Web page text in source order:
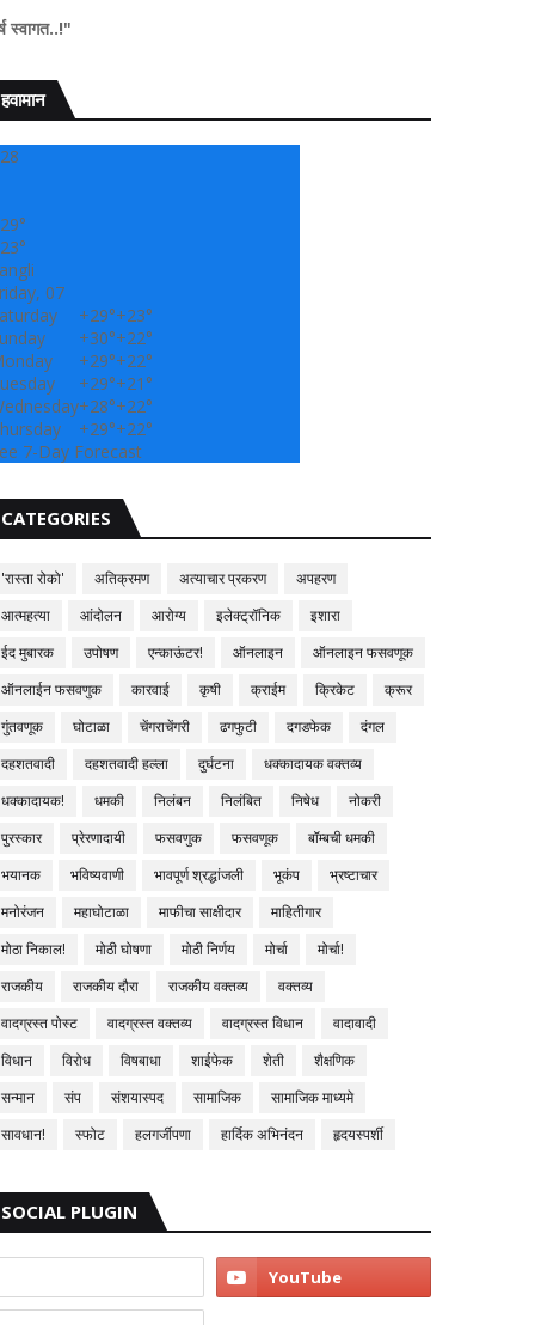
हवामान
28
29°
23°
07
+29°+23°
+30°+22°
+29°+22°
+29°+21°
+28°+22°
+29°+22°
7-Day Forecast
CATEGORIES
'रास्ता रोको' अतिक्रमण अत्याचार प्रकरण
अपहरण
आत्महत्या
आंदोलन आरोग्य इलेक्ट्रॉनिक
इशारा
ईद मुबारक
उपोषण एन्काऊंटर! ऑनलाइन
ऑनलाइन फसवणूक
ऑनलाईन फसवणुक
कारवाई कृषी क्राईम क्रिकेट
क्रूर
गुंतवणूक
घोटाळा चेंगराचेंगरी ढगफुटी दगडफेक
दंगल
दहशतवादी
दहशतवादी हल्ला दुर्घटना
धक्कादायक वक्तव्य
धक्कादायक!
धमकी निलंबन निलंबित निषेध
नोकरी
पुरस्कार
प्रेरणादायी फसवणुक फसवणूक
बॉम्बची धमकी
भयानक
भविष्यवाणी भावपूर्ण श्रद्धांजली भूकंप
भ्रष्टाचार
मनोरंजन
महाघोटाळा माफीचा साक्षीदार
माहितीगार
मोठा निकाल!
मोठी घोषणा मोठी निर्णय मोर्चा
मोर्चा!
राजकीय
राजकीय दौरा राजकीय वक्तव्य
वक्तव्य
वादग्रस्त पोस्ट
वादग्रस्त वक्तव्य वादग्रस्त विधान
वादावादी
विधान
विरोध विषबाधा शाईफेक शेती
शैक्षणिक
सन्मान
संप संशयास्पद सामाजिक
सामाजिक माध्यमे
सावधान!
स्फोट हलगर्जीपणा हार्दिक अभिनंदन हृदयस्पर्शी
SOCIAL PLUGIN